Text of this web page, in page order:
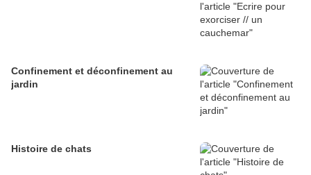
Confinement et déconfinement au
jardin
Histoire de chats